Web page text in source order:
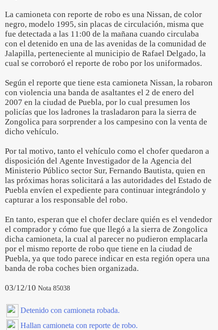
La camioneta con reporte de robo es una Nissan, de color
negro, modelo 1995, sin placas de circulación, misma que
fue detectada a las 11:00 de la mañana cuando circulaba
con el detenido en una de las avenidas de la comunidad de
Jalapilla, perteneciente al municipio de Rafael Delgado, la
cual se corroboró el reporte de robo por los uniformados.
Según el reporte que tiene esta camioneta Nissan, la robaron
con violencia una banda de asaltantes el 2 de enero del
2007 en la ciudad de Puebla, por lo cual presumen los
policías que los ladrones la trasladaron para la sierra de
Zongolica para sorprender a los campesino con la venta de
dicho vehículo.
Por tal motivo, tanto el vehículo como el chofer quedaron a
disposición del Agente Investigador de la Agencia del
Ministerio Público sector Sur, Fernando Bautista, quien en
las próximas horas solicitará a las autoridades del Estado de
Puebla envíen el expediente para continuar integrándolo y
capturar a los responsable del robo.
En tanto, esperan que el chofer declare quién es el vendedor
el comprador y cómo fue que llegó a la sierra de Zongolica
dicha camioneta, la cual al parecer no pudieron emplacarla
por el mismo reporte de robo que tiene en la ciudad de
Puebla, ya que todo parece indicar en esta región opera una
banda de roba coches bien organizada.
03/12/10 Nota 85038
Detenido con camioneta robada.
Hallan camioneta con reporte de robo.